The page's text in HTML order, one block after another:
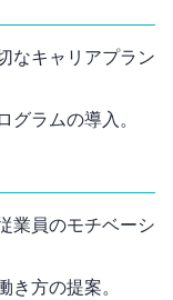
なキャリアプラン
グラムの導入。
業員のモチベーシ
き方の提案。